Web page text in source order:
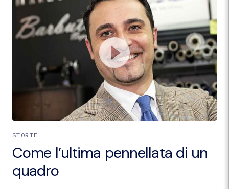
STORIE
Come l’ultima pennellata di un
quadro